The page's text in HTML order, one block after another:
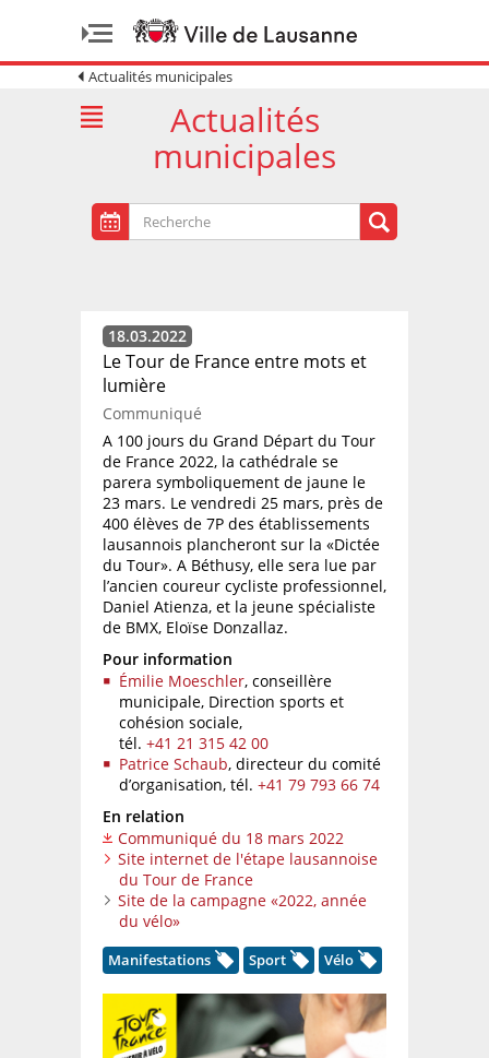
Actualités municipales
Actualités
municipales
18.03.2022
Le Tour de France entre mots et
lumière
Communiqué
A 100 jours du Grand Départ du Tour
de France 2022, la cathédrale se
parera symboliquement de jaune le
23 mars. Le vendredi 25 mars, près de
400 élèves de 7P des établissements
lausannois plancheront sur la «Dictée
du Tour». A Béthusy, elle sera lue par
l’ancien coureur cycliste professionnel,
Daniel Atienza, et la jeune spécialiste
de BMX, Eloïse Donzallaz.
Pour information
Émilie Moeschler, conseillère
municipale, Direction sports et
cohésion sociale,
tél. +41 21 315 42 00
Patrice Schaub, directeur du comité
d’organisation, tél. +41 79 793 66 74
En relation
Communiqué du 18 mars 2022
Site internet de l'étape lausannoise
du Tour de France
Site de la campagne «2022, année
du vélo»
Manifestations Sport Vélo